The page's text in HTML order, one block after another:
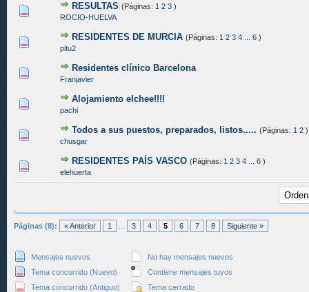
RESULTAS (Páginas: 1 2 3 )
ROCIO-HUELVA
0 voto(s) - Media 0 de 5
1234 5
RESIDENTES DE MURCIA (Páginas: 1 2 3 4 6 )
pitu2
0 voto(s) - Media 0 de 5
12345
Residentes clínico Barcelona
Franjavier
0 voto(s) - Media 0 de 5
12345
Alojamiento elchee!!!!
pachi
0 voto(s) - Media 0 de 5
12345
Todos a sus puestos, preparados, listos..... (Páginas: 1 2 )
chusgar
0 voto(s) - Media 0 de 5
12345
RESIDENTES PAÍS VASCO (Páginas: 1 2 3 4 6 )
elehuerta
0 voto(s) - Media 0 de 5
1 234 5
Páginas (8): « Anterior 1 3 4 5 6 7 8 Siguiente »
Mensajes nuevos
Tema concurrido (Nuevo)
Tema concurrido (Antiguo)
No hay mensajes nuevos
Contiene mensajes tuyos
Tema cerrado